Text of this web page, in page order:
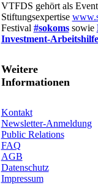
Epochenwechsel im
Aus der Historie für
VTFDS gehört als
Stiftungsexpertise
Festival #sokomssowie
Investment-Arbeitshilfe
Weitere
Informationen
Kontakt
Newsletter-Anmeldung
Public Relations
FAQ
AGB
Datenschutz
Impressum